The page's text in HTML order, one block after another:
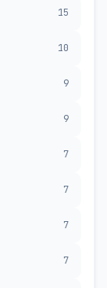
15
10
9
9
7
7
7
7